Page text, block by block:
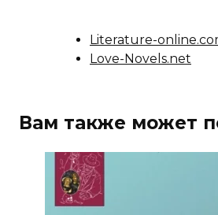
Literature-
Love-Novels.net
Вам также может